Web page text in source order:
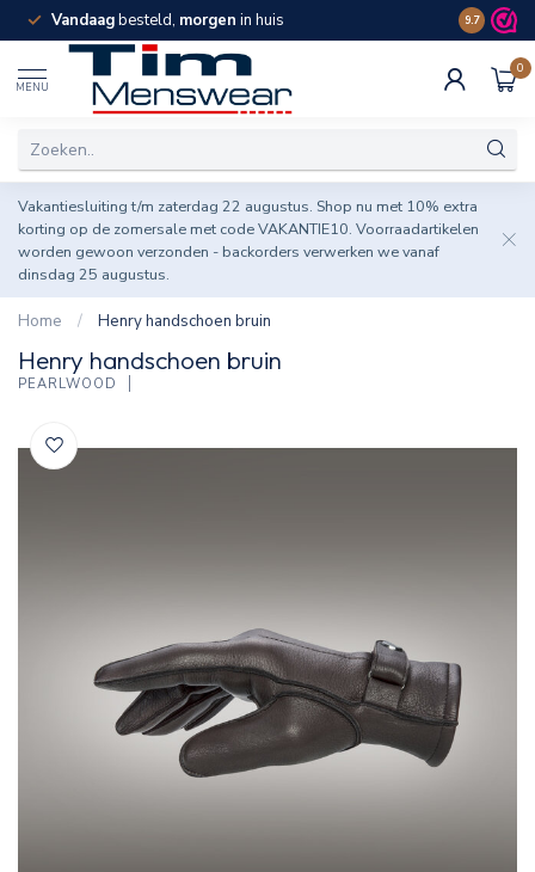
Vandaagbesteld, morgen in huis Spaar
9.7
MENU
0
Vakantiesluiting t/m zaterdag 22 augustus. Shop nu met 10% extra
korting op de zomersale met code VAKANTIE10. Voorraadartikelen
worden gewoon verzonden - backorders verwerken we vanaf
dinsdag 25 augustus.
Home / Henry handschoen bruin
Henry handschoen bruin
PEARLWOOD